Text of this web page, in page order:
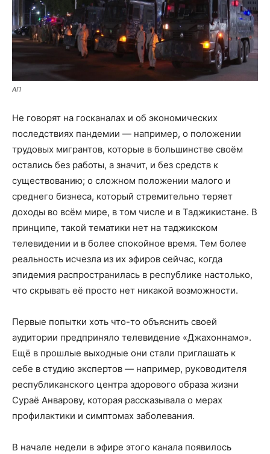
АП
Не говорят на госканалах и об экономических
последствиях пандемии — например, о положении
трудовых мигрантов, которые в большинстве своём
остались без работы, а значит, и без средств к
существованию; о сложном положении малого и
среднего бизнеса, который стремительно теряет
доходы во всём мире, в том числе и в Таджикистане. В
принципе, такой тематики нет на таджикском
телевидении и в более спокойное время. Тем более
реальность исчезла из их эфиров сейчас, когда
эпидемия распространилась в республике настолько,
что скрывать её просто нет никакой возможности.
Первые попытки хоть что-то объяснить своей
аудитории предприняло телевидение «Джахоннамо».
Ещё в прошлые выходные они стали приглашать к
себе в студию экспертов — например, руководителя
республиканского центра здорового образа жизни
Сураё Анварову, которая рассказывала о мерах
профилактики и симптомах заболевания.
В начале недели в эфире этого канала появилось